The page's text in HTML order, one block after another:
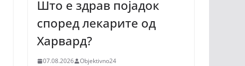
Што е здрав појадок
според лекарите од
Харвард?
07.08.2026 Objektivno24